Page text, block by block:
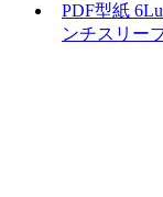
PDF型紙
ンチスリー